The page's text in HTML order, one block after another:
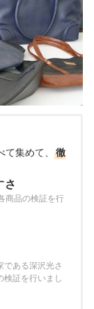
て集めて、
徹
さ
商品の検証を行
である深沢光さ
検証を行いまし